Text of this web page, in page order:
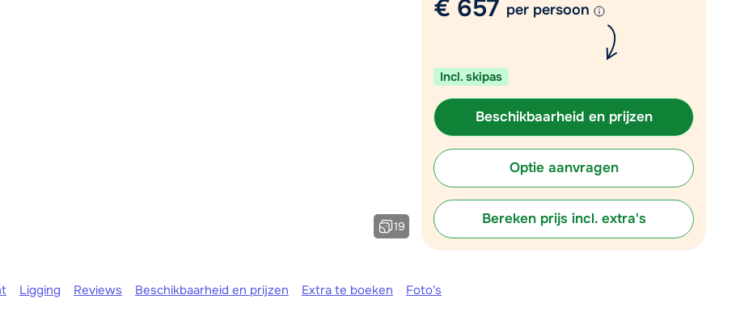
Plan een terugbelverzoek
Chat met wintersportspecialist
Bel ons via 0348 - 43 46 49
19
€ 657 per persoon
Incl. skipas
Beschikbaarheid en prijzen
Optie aanvragen
Bereken prijs incl. extra's
Ligging Reviews Beschikbaarheid en prijzen Extra te boeken Foto's